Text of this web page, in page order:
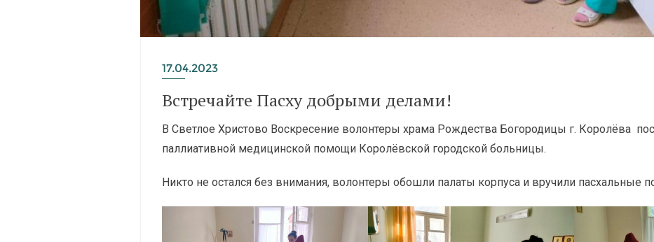
17.04.2023
Встречайте Пасху добрыми делами!
В Светлое Христово Воскресение волонтеры храма Рождества Богородицы г. Королёва
паллиативной медицинской помощи Королёвской городской больницы.
Никто не остался без внимания, волонтеры обошли палаты корпуса и вручили пасхальные